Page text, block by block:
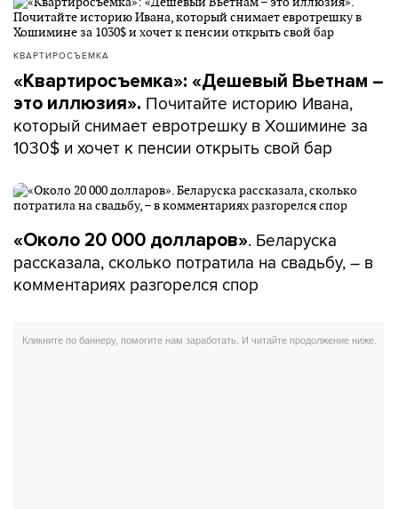
КВАРТИРОСЪЕМКА
«Квартиросъемка»: «Дешевый Вьетнам –
это иллюзия». Почитайте историю Ивана,
который снимает евротрешку в Хошимине за
1030$ и хочет к пенсии открыть свой бар
«Около 20 000 долларов». Беларуска
рассказала, сколько потратила на свадьбу, – в
комментариях разгорелся спор